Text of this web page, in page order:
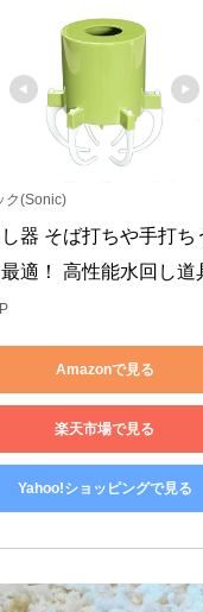
ク(Sonic)
器 そば打ちや手打ち
適！ 高性能水回し道
Amazonで見る
楽天市場で見る
Yahoo!ショッピングで見る